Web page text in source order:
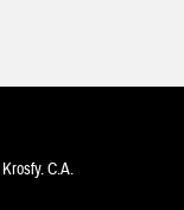
Krosfy. C.A.